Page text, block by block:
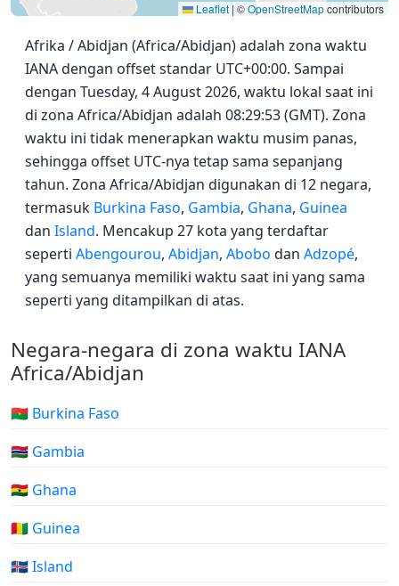
Leaflet | ©OpenStreetMapcontributors
Afrika / Abidjan (Africa/Abidjan) adalah zona waktu
IANA dengan offset standar UTC+00:00. Sampai
dengan Tuesday, 4 August 2026, waktu lokal saat ini
di zona Africa/Abidjan adalah 08:29:53 (GMT). Zona
waktu ini tidak menerapkan waktu musim panas,
sehingga offset UTC-nya tetap sama sepanjang
tahun. Zona Africa/Abidjan digunakan di 12 negara,
termasuk Burkina Faso, Gambia, Ghana, Guinea
dan Island. Mencakup 27 kota yang terdaftar
seperti Abengourou, Abidjan, Abobo dan Adzopé,
yang semuanya memiliki waktu saat ini yang sama
seperti yang ditampilkan di atas.
Negara-negara di zona waktu IANA
Africa/Abidjan
🇧🇫 Burkina Faso
🇬🇲 Gambia
🇬🇭 Ghana
🇬🇳 Guinea
🇮🇸 Island